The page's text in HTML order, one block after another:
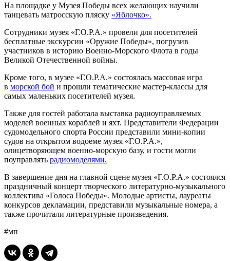
На площадке у Музея Победы всех желающих научили
танцевать матросскую пляску «Яблочко».
Сотрудники музея «Г.О.Р.А.» провели для посетителей
бесплатные экскурсии «Оружие Победы», погрузив
участников в историю Военно-Морского Флота в годы
Великой Отечественной войны.
Кроме того, в музее «Г.О.Р.А.» состоялась массовая игра
в морской бой и прошли тематические мастер-классы для
самых маленьких посетителей музея.
Также для гостей работала выставка радиоуправляемых
моделей военных кораблей и яхт. Представители Федерации
судомодельного спорта России представили мини-копии
судов на открытом водоеме музея «Г.О.Р.А.»,
олицетворяющем военно-морскую базу, и гости могли
поуправлять радиомоделями.
В завершение дня на главной сцене музея «Г.О.Р.А.» состоялся
праздничный концерт творческого литературно-музыкального
коллектива «Голоса Победы». Молодые артисты, лауреаты
конкурсов декламации, представили музыкальные номера, а
также прочитали литературные произведения.
#мп